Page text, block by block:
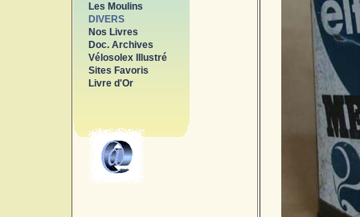
Les Moulins
DIVERS
Nos Livres
Doc. Archives
Vélosolex Illustré
Sites Favoris
Livre d'Or